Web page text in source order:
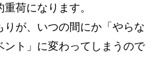
重荷になります。
りが、いつの間にか「やらな
ント」に変わってしまうので